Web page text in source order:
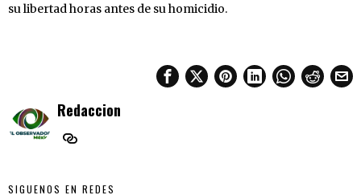
su libertad horas antes de su homicidio.
Redaccion
SIGUENOS EN REDES